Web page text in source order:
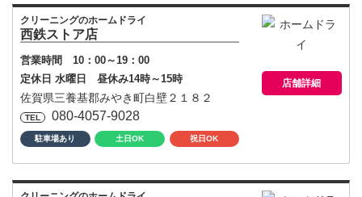
クリーニングのホームドライ
西鉄ストア店
営業時間 10：00～19：00
定休日 水曜日 昼休み14時～15時
佐賀県三養基郡みやき町白壁２１８２
080-4057-9028
駐車場あり 土日OK 祝日OK
店舗詳細